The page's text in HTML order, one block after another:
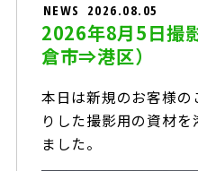
NEWS 2026.08.05
2026年8月5日撮
倉市⇒港区）
本日は新規のお客様
りした撮影用の資材
ました。